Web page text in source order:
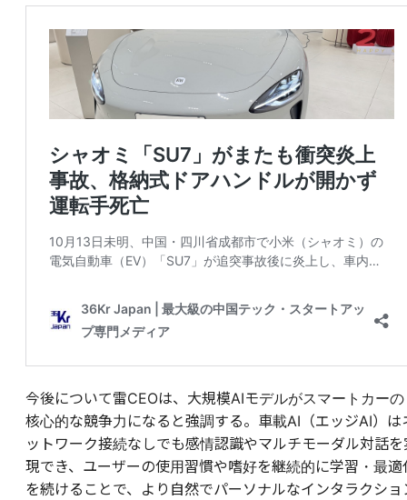
今後について雷CEOは、大規模AIモデルがスマートカーの
核心的な競争力になると強調する。車載AI（エッジAI）は
ットワーク接続なしでも感情認識やマルチモーダル対話を
現でき、ユーザーの使用習慣や嗜好を継続的に学習・最適
を続けることで、より自然でパーソナルなインタラクショ